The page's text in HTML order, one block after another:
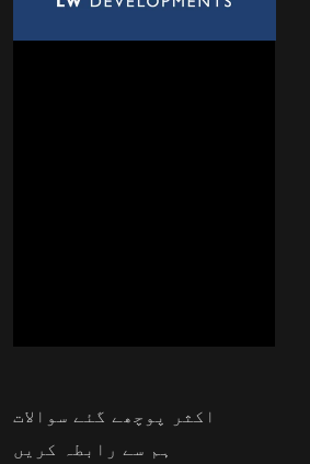
اکثر پوچھے گئے سوالات
ہم سے رابطہ کریں